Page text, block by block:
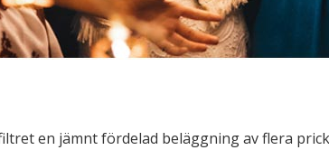
en jämnt fördelad beläggning av flera